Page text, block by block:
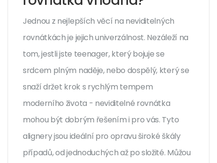
Jednou z nejlepších věcí na neviditelných
rovnátkách je jejich univerzálnost. Nezáleží na
tom, jestli jste teenager, který bojuje se
srdcem plným naděje, nebo dospělý, který se
snaží držet krok s rychlým tempem
moderního života - neviditelné rovnátka
mohou být dobrým řešením i pro vás. Tyto
alignery jsou ideální pro opravu široké škály
případů, od jednoduchých až po složité. Můžou